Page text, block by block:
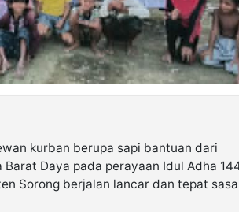
kurban berupa sapi bantuan dari
Daya pada perayaan Idul Adha
Sorong berjalan lancar dan tepat